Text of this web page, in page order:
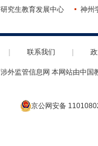
究生教育发展中心 神州
联系我们
外监管信息网 本网站由中
京公网安备